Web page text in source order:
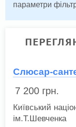
параметри
Слюсар-
7 200 грн.
Київський
ім.Т.Шевченка